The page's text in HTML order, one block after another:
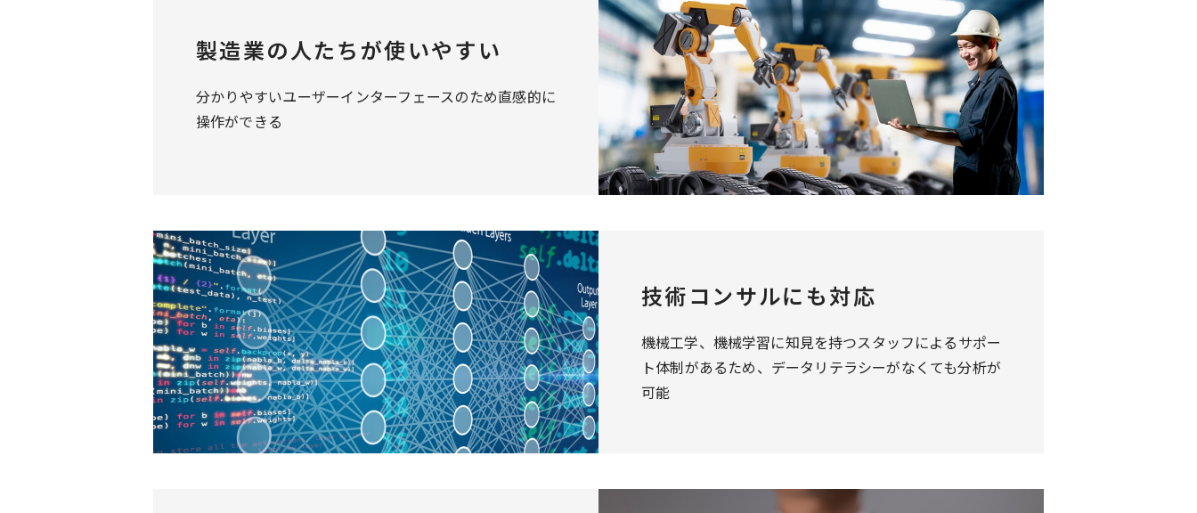
製造業の人たちが使いやすい
分かりやすいユーザーインターフェースのため直感的に
操作ができる
技術コンサルにも対応
機械工学、機械学習に知見を持つスタッフによるサポー
ト体制があるため、データリテラシーがなくても分析が
可能